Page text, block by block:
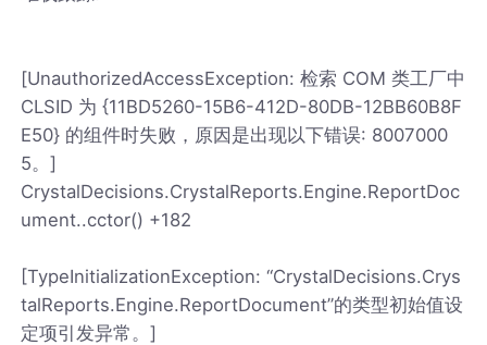
[UnauthorizedAccessException: 检索 COM 类工厂中
CLSID 为 {11BD5260-15B6-412D-80DB-12BB60B8F
E50} 的组件时失败，原因是出现以下错误: 8007000
5。]
CrystalDecisions.CrystalReports.Engine.ReportDoc
ument..cctor() +182
[TypeInitializationException: “CrystalDecisions.Crys
talReports.Engine.ReportDocument”的类型初始值设
定项引发异常。]